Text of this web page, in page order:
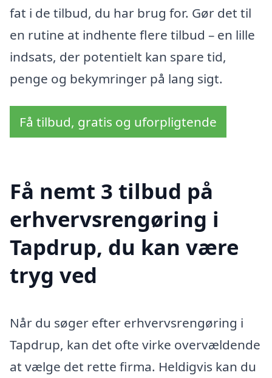
fat i de tilbud, du har brug for. Gør det til
en rutine at indhente flere tilbud – en lille
indsats, der potentielt kan spare tid,
penge og bekymringer på lang sigt.
Få tilbud, gratis og uforpligtende
Få nemt 3 tilbud på
erhvervsrengøring i
Tapdrup, du kan være
tryg ved
Når du søger efter erhvervsrengøring i
Tapdrup, kan det ofte virke overvældende
at vælge det rette firma. Heldigvis kan du